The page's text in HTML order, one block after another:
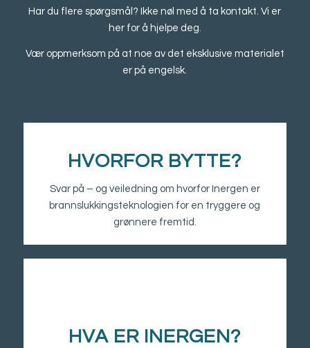
Har du flere spørgsmål? Ikke nøl med å ta kontakt. Vi er
her for å hjelpe deg.
Vær oppmerksom på at noe av det eksklusive materialet
er på engelsk.
HVORFOR BYTTE?
Svar på – og veiledning om hvorfor Inergen er
brannslukkingsteknologien for en tryggere og
grønnere fremtid.
HVA ER INERGEN?